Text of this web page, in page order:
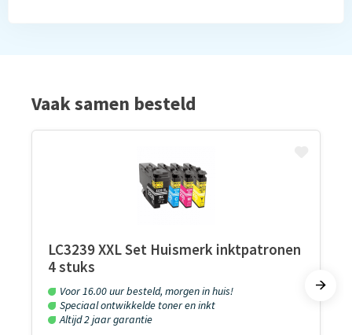
Vaak samen besteld
LC3239 XXL Set Huismerk inktpatronen
4 stuks
Voor 16.00 uur besteld, morgen in huis!
Speciaal ontwikkelde toner en inkt
Altijd 2 jaar garantie